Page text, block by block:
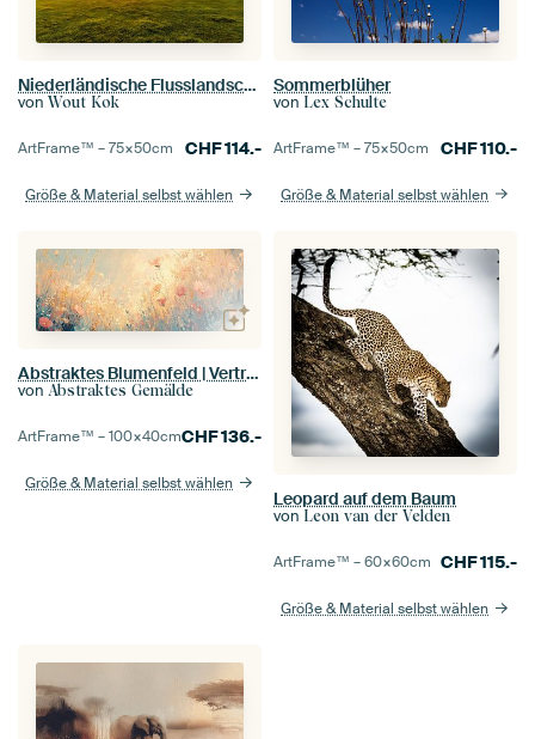
Niederländische Flusslandschaft mit aufgehende Sonne bei Amelisweerd in Utrecht
von Wout Kok
ArtFrame™ –75×50cm CHF114.-
Größe & Material selbst wählen
Sommerblüher
von Lex Schulte
ArtFrame™ –75×50cm CHF110.-
Größe & Material selbst wählen
Abstraktes Blumenfeld | Verträumte Wiese
von Abstraktes Gemälde
ArtFrame™ –100×40cmCHF136.-
Größe & Material selbst wählen
Leopard auf dem Baum
von Leon van der Velden
ArtFrame™ –60×60cm CHF115.-
Größe & Material selbst wählen